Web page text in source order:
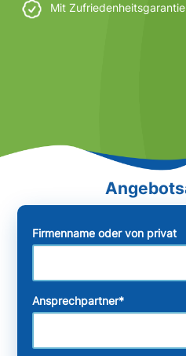
Mit Zufriedenheitsgarantie
Firmenname oder von privat
Ansprechpartner*